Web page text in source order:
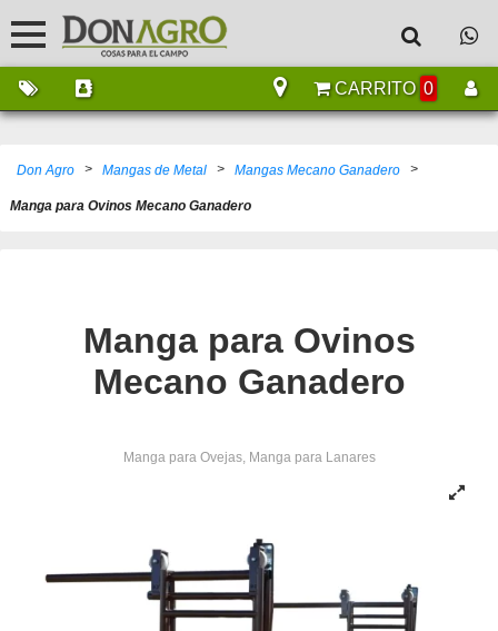
CARRITO 0
Don Agro > Mangas de Metal > Mangas Mecano Ganadero >
Manga para Ovinos Mecano Ganadero
Manga para Ovinos
Mecano Ganadero
Manga para Ovejas, Manga para Lanares